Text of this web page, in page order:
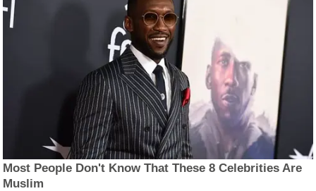
Most People Don't Know That These 8 Celebrities Are
Muslim